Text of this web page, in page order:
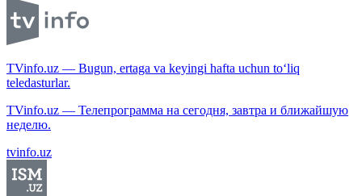
TVinfo.uz — Bugun, ertaga va keyingi hafta uchun to‘liq
teledasturlar.
TVinfo.uz — Телепрограмма на сегодня, завтра и ближайшую
неделю.
tvinfo.uz